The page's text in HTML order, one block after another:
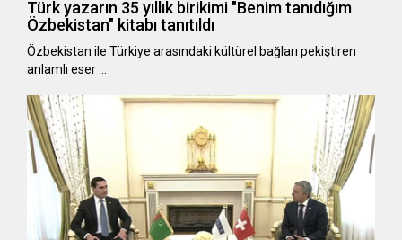
Türk yazarın 35 yıllık birikimi "Benim tanıdığım
Özbekistan" kitabı tanıtıldı
Özbekistan ile Türkiye arasındaki kültürel bağları pekiştiren
anlamlı eser …